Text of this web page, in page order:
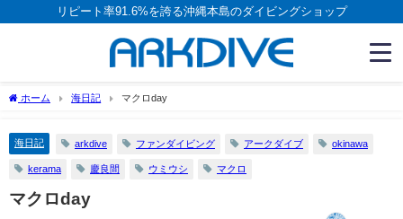
リピート率91.6%を誇る沖縄本島のダイビングショップ
ホーム 海日記 マクロday
海日記 arkdive ファンダイビング アークダイブ okinawa
kerama 慶良間 ウミウシ マクロ
マクロday